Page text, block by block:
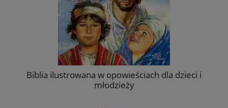
Biblia ilustrowana w opowieściach dla dzieci i
młodzieży